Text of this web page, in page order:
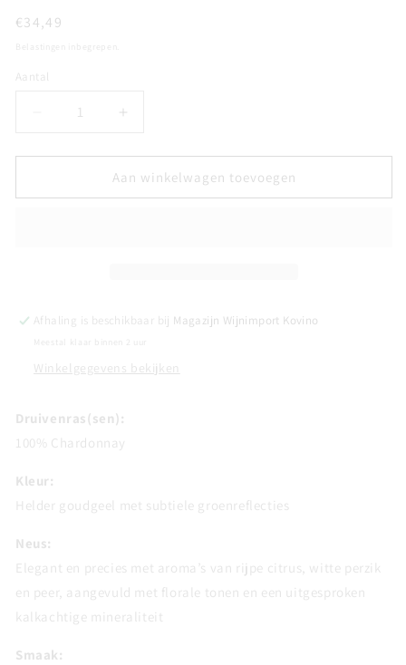
Normale
€34,49
Aantal
Aantal
Aantal
voor
VINZELLES
voor
POUILLY-
VINZELLES
Aan winkelwagen toevoegen
Afhaling is beschikbaar bij Magazijn Wijnimport Kovino
Meestal klaar binnen 2 uur
Winkelgegevens bekijken
Druivenras(sen):
100% Chardonnay
Kleur:
Helder goudgeel met subtiele groenreflecties
Neus:
Elegant en precies met aroma’s van rijpe citrus, witte perzik
en peer, aangevuld met florale tonen en een uitgesproken
kalkachtige mineraliteit
Smaak: